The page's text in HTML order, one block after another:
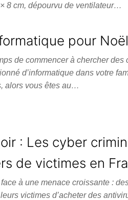
8 cm, dépourvu de ventilateur…
pour
de commencer à chercher des
d’informatique dans votre
alors vous êtes au…
: Les cyber
de victimes en
à une menace croissante :
victimes d’acheter des